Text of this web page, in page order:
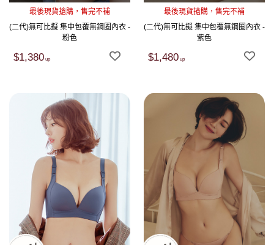
最後現貨搶購，售完不補
(二代)無可比擬 集中包覆無鋼圈內衣 -
粉色
$1,380
最後現貨搶購，售完不補
(二代)無可比擬 集中包覆無鋼圈內衣 -
紫色
$1,480